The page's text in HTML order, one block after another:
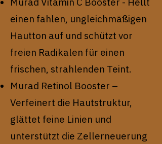
einen fahlen, ungleichmäßigen
Hautton auf und schützt vor
freien Radikalen für einen
frischen, strahlenden Teint.
Murad Retinol Booster –
Verfeinert die Hautstruktur,
glättet feine Linien und
unterstützt die Zellerneuerung